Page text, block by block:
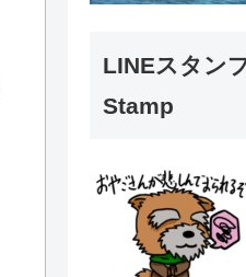
LINEスタン
Stamp